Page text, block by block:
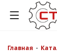
Главная -